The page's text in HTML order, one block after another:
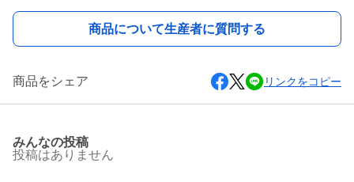
商品について生産者に質問する
商品をシェア リンクをコピー
みんなの投稿
投稿はありません